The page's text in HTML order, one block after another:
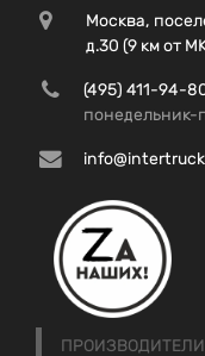
Москва,
д.30 (9 км от
(495) 411-94-
понедельник-
ПРОИЗВОДИТЕЛИ